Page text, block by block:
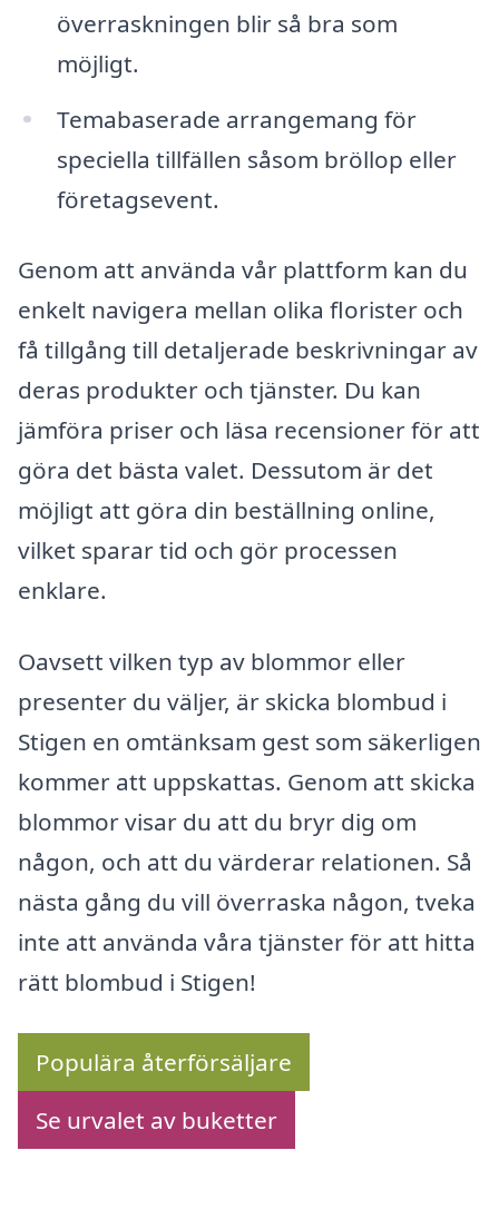
överraskningen blir så bra som
möjligt.
Temabaserade arrangemang för
speciella tillfällen såsom bröllop eller
företagsevent.
Genom att använda vår plattform kan du
enkelt navigera mellan olika florister och
få tillgång till detaljerade beskrivningar av
deras produkter och tjänster. Du kan
jämföra priser och läsa recensioner för att
göra det bästa valet. Dessutom är det
möjligt att göra din beställning online,
vilket sparar tid och gör processen
enklare.
Oavsett vilken typ av blommor eller
presenter du väljer, är skicka blombud i
Stigen en omtänksam gest som säkerligen
kommer att uppskattas. Genom att skicka
blommor visar du att du bryr dig om
någon, och att du värderar relationen. Så
nästa gång du vill överraska någon, tveka
inte att använda våra tjänster för att hitta
rätt blombud i Stigen!
Populära återförsäljare
Se urvalet av buketter